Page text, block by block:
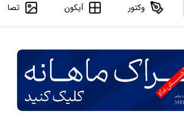
وکتور آیکون